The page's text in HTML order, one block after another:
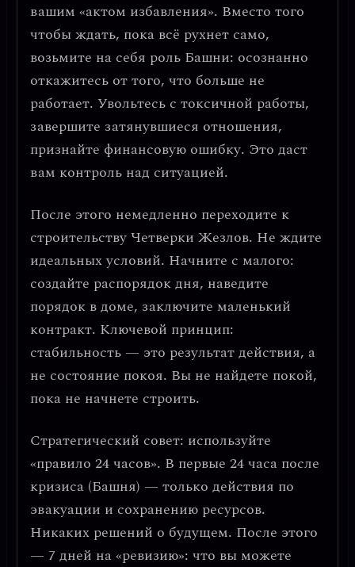
вашим «актом избавления». Вместо того
чтобы ждать, пока всё рухнет само,
возьмите на себя роль Башни: осознанно
откажитесь от того, что больше не
работает. Увольтесь с токсичной работы,
завершите затянувшиеся отношения,
признайте финансовую ошибку. Это даст
вам контроль над ситуацией.
После этого немедленно переходите к
строительству Четверки Жезлов. Не ждите
идеальных условий. Начните с малого:
создайте распорядок дня, наведите
порядок в доме, заключите маленький
контракт. Ключевой принцип:
стабильность — это результат действия, а
не состояние покоя. Вы не найдете покой,
пока не начнете строить.
Стратегический совет: используйте
«правило 24 часов». В первые 24 часа после
кризиса (Башня) — только действия по
эвакуации и сохранению ресурсов.
Никаких решений о будущем. После этого
— 7 дней на «ревизию»: что вы можете